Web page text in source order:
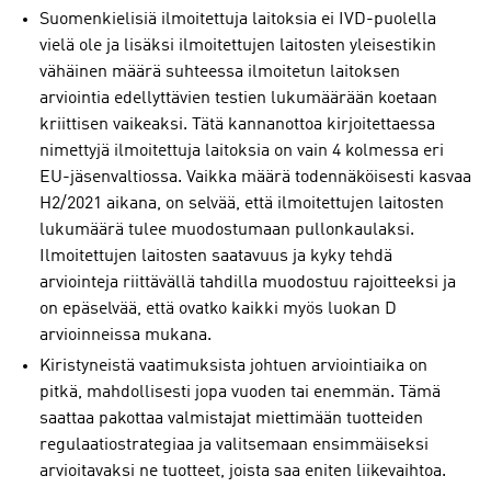
Suomenkielisiä ilmoitettuja laitoksia ei IVD-puolella
vielä ole ja lisäksi ilmoitettujen laitosten yleisestikin
vähäinen määrä suhteessa ilmoitetun laitoksen
arviointia edellyttävien testien lukumäärään koetaan
kriittisen vaikeaksi. Tätä kannanottoa kirjoitettaessa
nimettyjä ilmoitettuja laitoksia on vain 4 kolmessa eri
EU-jäsenvaltiossa. Vaikka määrä todennäköisesti kasvaa
H2/2021 aikana, on selvää, että ilmoitettujen laitosten
lukumäärä tulee muodostumaan pullonkaulaksi.
Ilmoitettujen laitosten saatavuus ja kyky tehdä
arviointeja riittävällä tahdilla muodostuu rajoitteeksi ja
on epäselvää, että ovatko kaikki myös luokan D
arvioinneissa mukana.
Kiristyneistä vaatimuksista johtuen arviointiaika on
pitkä, mahdollisesti jopa vuoden tai enemmän. Tämä
saattaa pakottaa valmistajat miettimään tuotteiden
regulaatiostrategiaa ja valitsemaan ensimmäiseksi
arvioitavaksi ne tuotteet, joista saa eniten liikevaihtoa.